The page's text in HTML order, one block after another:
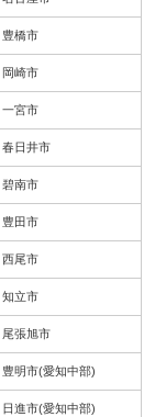
豊橋市
岡崎市
一宮市
春日井市
碧南市
豊田市
西尾市
知立市
尾張旭市
豊明市(愛知中部)
日進市(愛知中部)